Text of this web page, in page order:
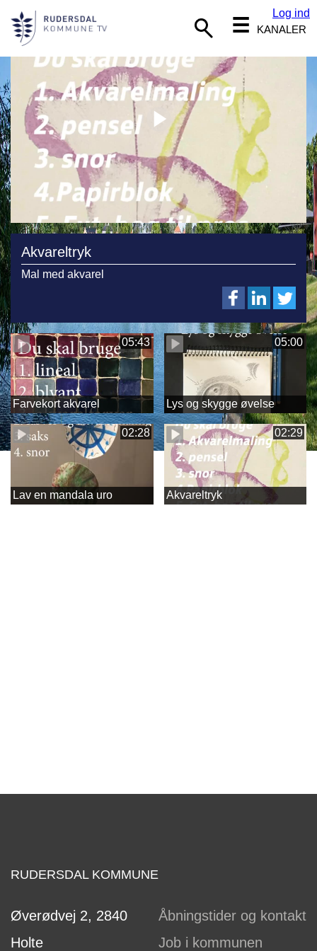
Log ind
☰ KANALER
Akvareltryk
Mal med akvarel
05:43
Farvekort akvarel
05:00
Lys og skygge øvelse
02:28
Lav en mandala uro
02:29
Akvareltryk
RUDERSDAL KOMMUNE
Øverødvej 2, 2840
Holte
Åbningstider og kontakt
Job i kommunen